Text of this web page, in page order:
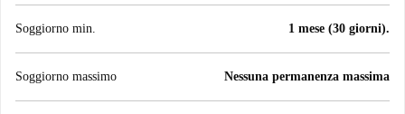
Soggiorno min. 1 mese (30 giorni).
Soggiorno massimo Nessuna permanenza massima